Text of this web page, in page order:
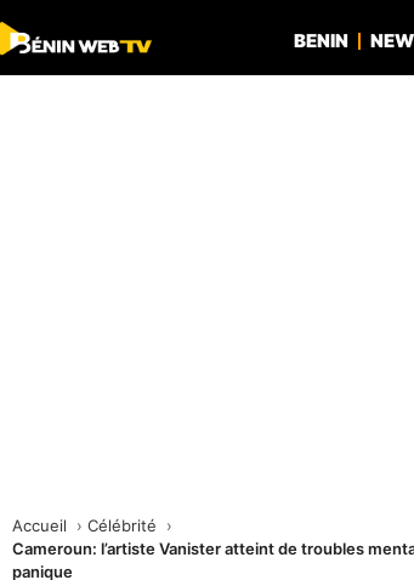
BENIN
Accueil
Célébrité
Cameroun: l’artiste Vanister atteint de troubles
panique